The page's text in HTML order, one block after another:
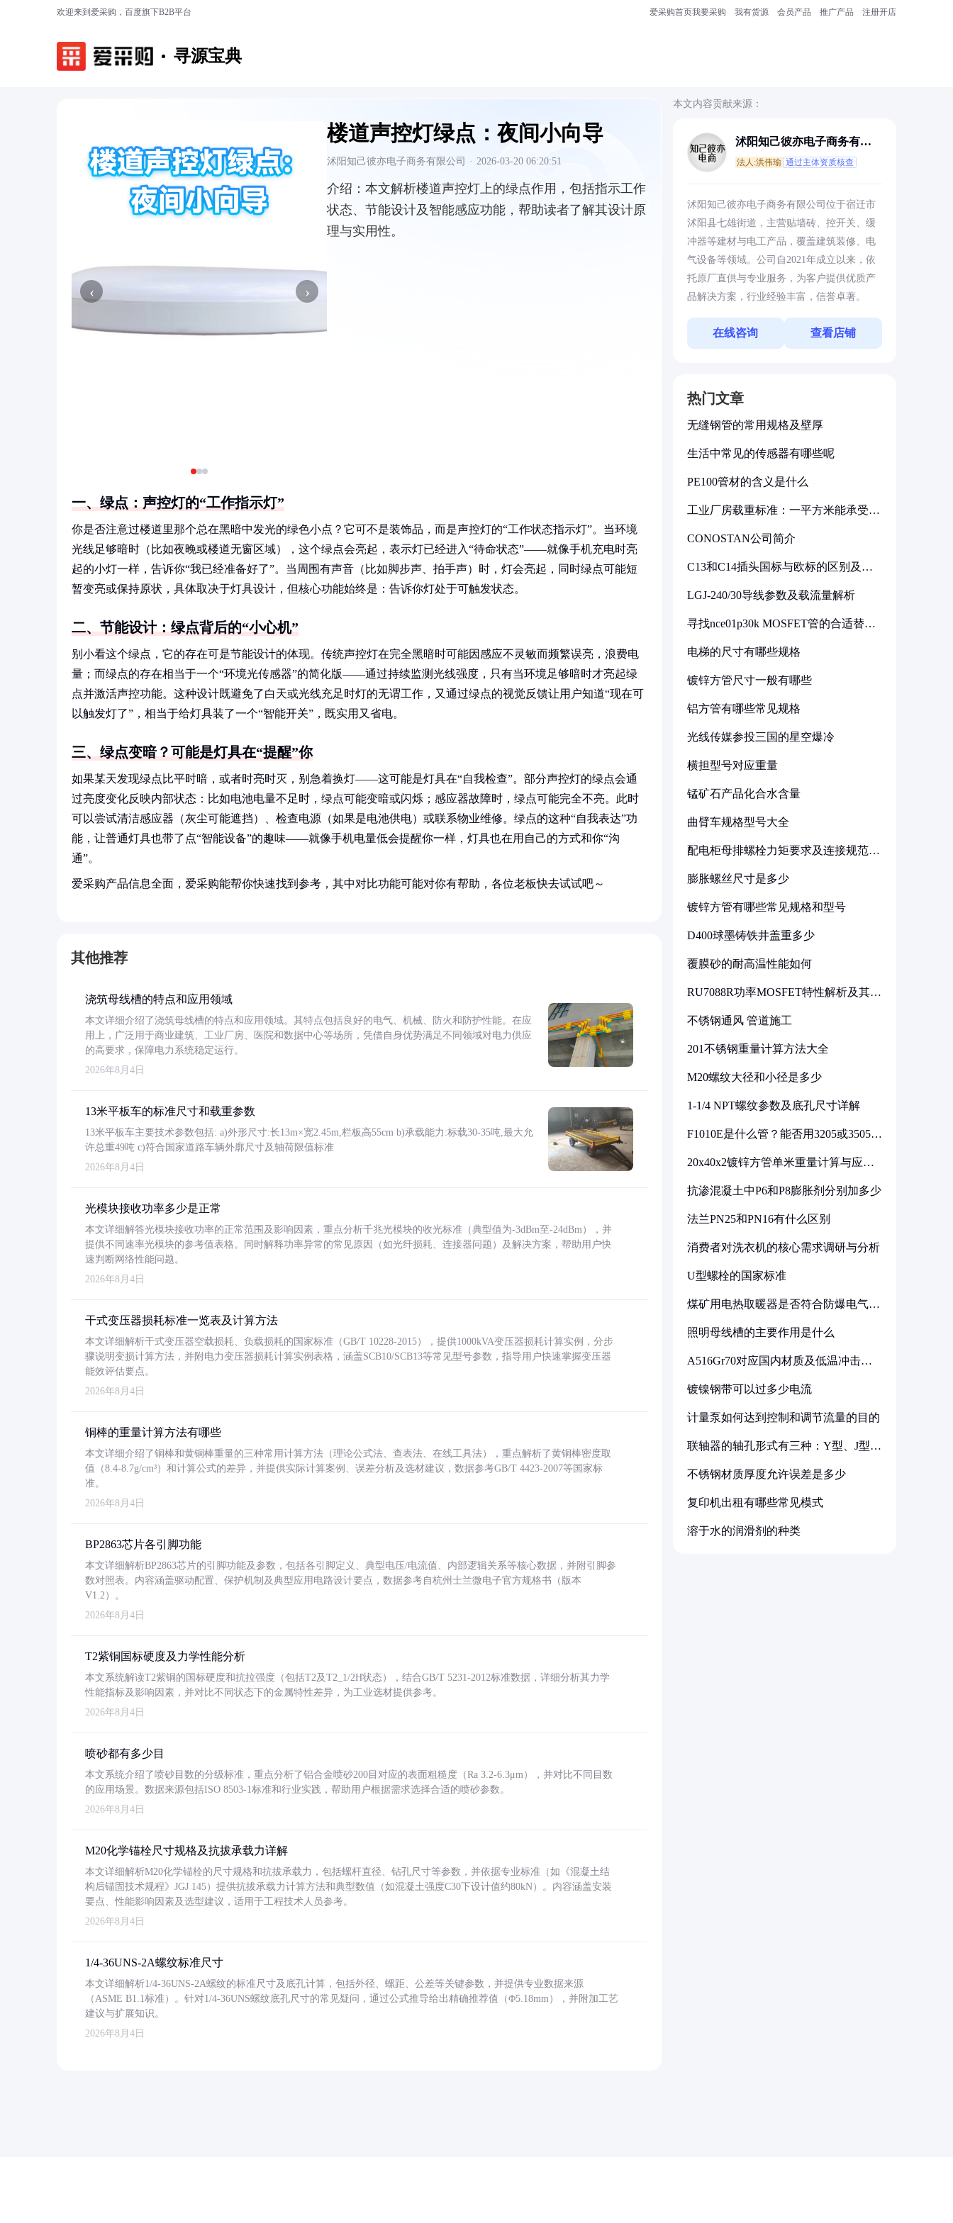
欢迎来到爱采购，百度旗下B2B平台 爱采购首页我要采购 我有货源 会员产品 推广产品 注册开店
寻源宝典
‹ ›
楼道声控灯绿点：夜间小向导
沭阳知己彼亦电子商务有限公司 · 2026-03-20 06:20:51
介绍： 本文解析楼道声控灯上的绿点作用，包括指示工作
状态、节能设计及智能感应功能，帮助读者了解其设计原
理与实用性。
一、绿点：声控灯的“工作指示灯”
你是否注意过楼道里那个总在黑暗中发光的绿色小点？它可不是装饰品，而是声控灯的“工作状态指示灯”。当环境
光线足够暗时（比如夜晚或楼道无窗区域），这个绿点会亮起，表示灯已经进入“待命状态”——就像手机充电时亮
起的小灯一样，告诉你“我已经准备好了”。当周围有声音（比如脚步声、拍手声）时，灯会亮起，同时绿点可能短
暂变亮或保持原状，具体取决于灯具设计，但核心功能始终是：告诉你灯处于可触发状态。
二、节能设计：绿点背后的“小心机”
别小看这个绿点，它的存在可是节能设计的体现。传统声控灯在完全黑暗时可能因感应不灵敏而频繁误亮，浪费电
量；而绿点的存在相当于一个“环境光传感器”的简化版——通过持续监测光线强度，只有当环境足够暗时才亮起绿
点并激活声控功能。这种设计既避免了白天或光线充足时灯的无谓工作，又通过绿点的视觉反馈让用户知道“现在可
以触发灯了”，相当于给灯具装了一个“智能开关”，既实用又省电。
三、绿点变暗？可能是灯具在“提醒”你
如果某天发现绿点比平时暗，或者时亮时灭，别急着换灯——这可能是灯具在“自我检查”。部分声控灯的绿点会通
过亮度变化反映内部状态：比如电池电量不足时，绿点可能变暗或闪烁；感应器故障时，绿点可能完全不亮。此时
可以尝试清洁感应器（灰尘可能遮挡）、检查电源（如果是电池供电）或联系物业维修。绿点的这种“自我表达”功
能，让普通灯具也带了点“智能设备”的趣味——就像手机电量低会提醒你一样，灯具也在用自己的方式和你“沟
通”。
爱采购产品信息全面，爱采购能帮你快速找到参考，其中对比功能可能对你有帮助，各位老板快去试试吧～
其他推荐
浇筑母线槽的特点和应用领域
本文详细介绍了浇筑母线槽的特点和应用领域。其特点包括良好的电气、机械、防火和防护性能。在应
用上，广泛用于商业建筑、工业厂房、医院和数据中心等场所，凭借自身优势满足不同领域对电力供应
的高要求，保障电力系统稳定运行。
2026年8月4日
13米平板车的标准尺寸和载重参数
13米平板车主要技术参数包括: a)外形尺寸:长13m×宽2.45m,栏板高55cm b)承载能力:标载30-35吨,最大允
许总重49吨 c)符合国家道路车辆外廓尺寸及轴荷限值标准
2026年8月4日
光模块接收功率多少是正常
本文详细解答光模块接收功率的正常范围及影响因素，重点分析千兆光模块的收光标准（典型值为-3dBm至-24dBm），并
提供不同速率光模块的参考值表格。同时解释功率异常的常见原因（如光纤损耗、连接器问题）及解决方案，帮助用户快
速判断网络性能问题。
2026年8月4日
干式变压器损耗标准一览表及计算方法
本文详细解析干式变压器空载损耗、负载损耗的国家标准（GB/T 10228-2015），提供1000kVA变压器损耗计算实例，分步
骤说明变损计算方法，并附电力变压器损耗计算实例表格，涵盖SCB10/SCB13等常见型号参数，指导用户快速掌握变压器
能效评估要点。
2026年8月4日
铜棒的重量计算方法有哪些
本文详细介绍了铜棒和黄铜棒重量的三种常用计算方法（理论公式法、查表法、在线工具法），重点解析了黄铜棒密度取
值（8.4-8.7g/cm³）和计算公式的差异，并提供实际计算案例、误差分析及选材建议，数据参考GB/T 4423-2007等国家标
准。
2026年8月4日
BP2863芯片各引脚功能
本文详细解析BP2863芯片的引脚功能及参数，包括各引脚定义、典型电压/电流值、内部逻辑关系等核心数据，并附引脚参
数对照表。内容涵盖驱动配置、保护机制及典型应用电路设计要点，数据参考自杭州士兰微电子官方规格书（版本
V1.2）。
2026年8月4日
T2紫铜国标硬度及力学性能分析
本文系统解读T2紫铜的国标硬度和抗拉强度（包括T2及T2_1/2H状态），结合GB/T 5231-2012标准数据，详细分析其力学
性能指标及影响因素，并对比不同状态下的金属特性差异，为工业选材提供参考。
2026年8月4日
喷砂都有多少目
本文系统介绍了喷砂目数的分级标准，重点分析了铝合金喷砂200目对应的表面粗糙度（Ra 3.2-6.3μm），并对比不同目数
的应用场景。数据来源包括ISO 8503-1标准和行业实践，帮助用户根据需求选择合适的喷砂参数。
2026年8月4日
M20化学锚栓尺寸规格及抗拔承载力详解
本文详细解析M20化学锚栓的尺寸规格和抗拔承载力，包括螺杆直径、钻孔尺寸等参数，并依据专业标准（如《混凝土结
构后锚固技术规程》JGJ 145）提供抗拔承载力计算方法和典型数值（如混凝土强度C30下设计值约80kN）。内容涵盖安装
要点、性能影响因素及选型建议，适用于工程技术人员参考。
2026年8月4日
1/4-36UNS-2A螺纹标准尺寸
本文详细解析1/4-36UNS-2A螺纹的标准尺寸及底孔计算，包括外径、螺距、公差等关键参数，并提供专业数据来源
（ASME B1.1标准）。针对1/4-36UNS螺纹底孔尺寸的常见疑问，通过公式推导给出精确推荐值（Φ5.18mm），并附加工艺
建议与扩展知识。
2026年8月4日
本文内容贡献来源：
沭阳知己彼亦电子商务有限
法人:洪伟瑜 通过主体资质核查
沭阳知己彼亦电子商务有限公司位于宿迁市
沭阳县七雄街道，主营贴墙砖、控开关、缓
冲器等建材与电工产品，覆盖建筑装修、电
气设备等领域。公司自2021年成立以来，依
托原厂直供与专业服务，为客户提供优质产
品解决方案，行业经验丰富，信誉卓著。
在线咨询 查看店铺
热门文章
无缝钢管的常用规格及壁厚
生活中常见的传感器有哪些呢
PE100管材的含义是什么
工业厂房载重标准：一平方米能承受多
CONOSTAN公司简介
C13和C14插头国标与欧标的区别及其
LGJ-240/30导线参数及载流量解析
寻找nce01p30k MOSFET管的合适替代
电梯的尺寸有哪些规格
镀锌方管尺寸一般有哪些
铝方管有哪些常见规格
光线传媒参投三国的星空爆冷
横担型号对应重量
锰矿石产品化合水含量
曲臂车规格型号大全
配电柜母排螺栓力矩要求及连接规范详
膨胀螺丝尺寸是多少
镀锌方管有哪些常见规格和型号
D400球墨铸铁井盖重多少
覆膜砂的耐高温性能如何
RU7088R功率MOSFET特性解析及其在
不锈钢通风 管道施工
201不锈钢重量计算方法大全
M20螺纹大径和小径是多少
1-1/4 NPT螺纹参数及底孔尺寸详解
F1010E是什么管？能否用3205或3505代
20x40x2镀锌方管单米重量计算与应用
抗渗混凝土中P6和P8膨胀剂分别加多少
法兰PN25和PN16有什么区别
消费者对洗衣机的核心需求调研与分析
U型螺栓的国家标准
煤矿用电热取暖器是否符合防爆电气设
照明母线槽的主要作用是什么
A516Gr70对应国内材质及低温冲击要
镀镍钢带可以过多少电流
计量泵如何达到控制和调节流量的目的
联轴器的轴孔形式有三种：Y型、J型、
不锈钢材质厚度允许误差是多少
复印机出租有哪些常见模式
溶于水的润滑剂的种类